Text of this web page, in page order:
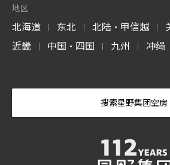
地区
北海道 | 东北 | 北陆・甲信越 |
近畿 | 中国・四国 | 九州 | 冲绳
搜索星野集团空房